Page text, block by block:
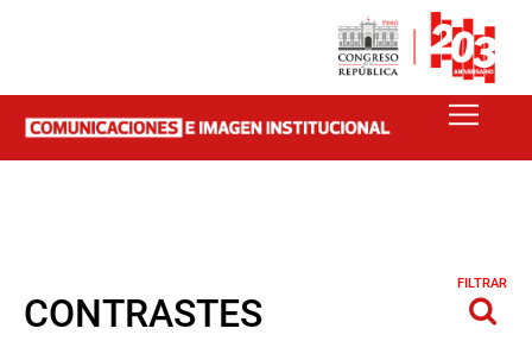
CONTRASTES
FILTRAR